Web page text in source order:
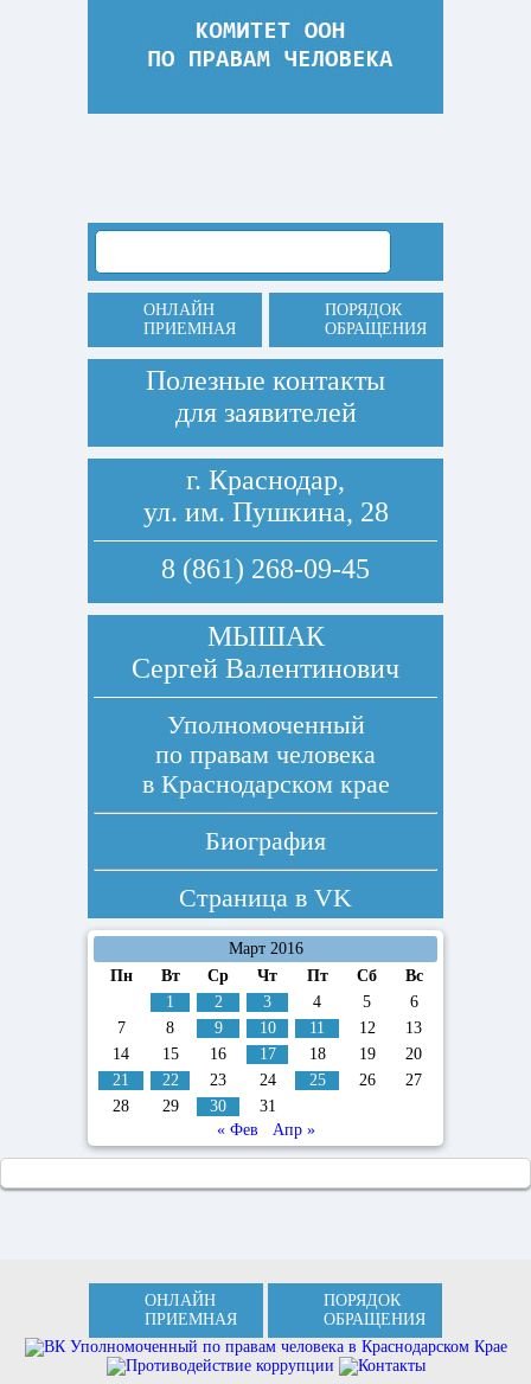
ОНЛАЙН
ПРИЕМНАЯ
ПОРЯДОК
ОБРАЩЕНИЯ
Полезные контакты
для заявителей
г. Краснодар,
ул. им. Пушкина, 28
8 (861) 268-09-45
МЫШАК
Сергей Валентинович
Уполномоченный
по правам человека
в Краснодарском крае
Биография
Страница в VK
Март 2016
Пн
Вт Ср Чт Пт Сб
Вс
1
2 3 4 5
6
7
8 9 10 11 12
13
14
15 16 17 18 19
20
21
22 23 24 25 26
27
28
29 30
31
« Фев
Апр »
ОНЛАЙН
ПРИЕМНАЯ
ПОРЯДОК
ОБРАЩЕНИЯ